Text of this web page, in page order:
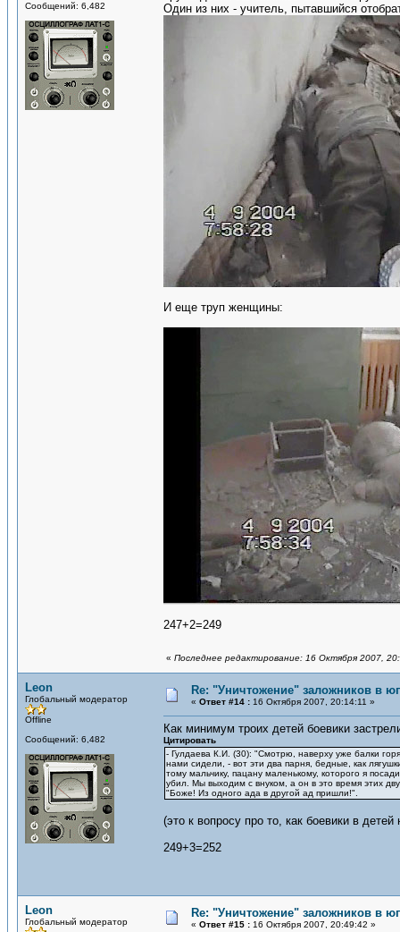
Сообщений: 6,482
Один из них - учитель, пытавшийся
И еще труп женщины:
247+2=249
« Последнее редактирование: 16 Октября 2007,
Leon
Глобальный модератор
Offline
Сообщений: 6,482
Re: "Уничтожение" заложников в
« Ответ #14 : 16 Октября 2007, 20:14:11 »
Как минимум троих детей боевики
Цитировать
- Гулдаева К.И. (30): "Смотрю, наверху уже балки
нами сидели, - вот эти два парня, бедные, как
тому мальчику, пацану маленькому, которого я
убил. Мы выходим с внуком, а он в это время этих
"Боже! Из одного ада в другой ад пришли!".
(это к вопросу про то, как боевики в детей
249+3=252
Leon
Глобальный модератор
Re: "Уничтожение" заложников в
« Ответ #15 : 16 Октября 2007, 20:49:42 »